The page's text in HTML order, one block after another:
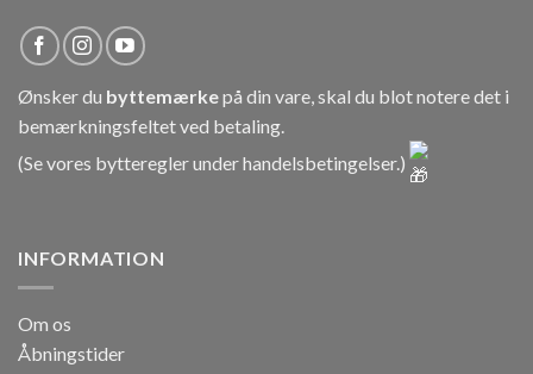
Ønsker du byttemærkepå din vare, skal du blot notere det i
bemærkningsfeltet ved betaling.
(Se vores bytteregler underhandelsbetingelser.)
INFORMATION
Om os
Åbningstider